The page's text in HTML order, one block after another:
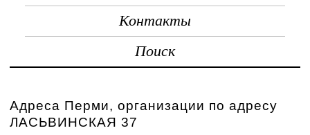
Контакты
Поиск
Адреса Перми, организации по адресу
ЛАСЬВИНСКАЯ 37